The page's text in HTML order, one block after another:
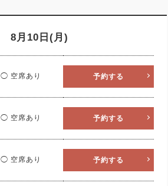
16 17 18 19 20
26
8月10日(月)
◯ 空席あり 予約する
◯ 空席あり 予約する
◯ 空席あり 予約する